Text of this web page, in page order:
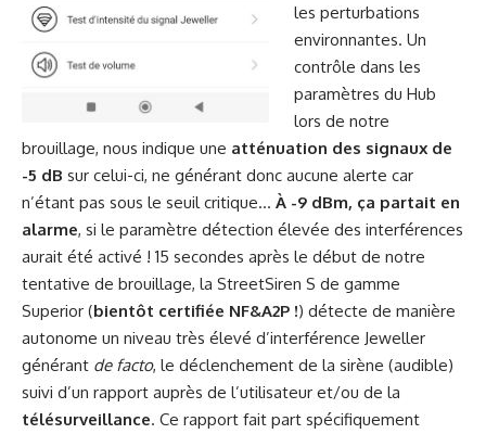
les perturbations
environnantes. Un
contrôle dans les
paramètres du Hub
lors de notre
brouillage, nous indique une atténuation des signaux de
-5 dB sur celui-ci, ne générant donc aucune alerte car
n’étant pas sous le seuil critique… À -9 dBm, ça partait en
alarme, si le paramètre détection élevée des interférences
aurait été activé ! 15 secondes après le début de notre
tentative de brouillage, la StreetSiren S de gamme
Superior (bientôt certifiée NF&A2P !) détecte de manière
autonome un niveau très élevé d’interférence Jeweller
générant de facto, le déclenchement de la sirène (audible)
suivi d’un rapport auprès de l’utilisateur et/ou de la
télésurveillance. Ce rapport fait part spécifiquement